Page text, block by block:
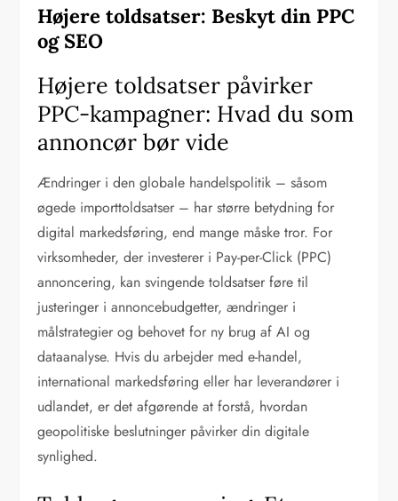
Højere toldsatser: Beskyt din PPC
og SEO
Højere toldsatser påvirker
PPC-kampagner: Hvad du som
annoncør bør vide
Ændringer i den globale handelspolitik – såsom
øgede importtoldsatser – har større betydning for
digital markedsføring, end mange måske tror. For
virksomheder, der investerer i Pay-per-Click (PPC)
annoncering, kan svingende toldsatser føre til
justeringer i annoncebudgetter, ændringer i
målstrategier og behovet for ny brug af AI og
dataanalyse. Hvis du arbejder med e-handel,
international markedsføring eller har leverandører i
udlandet, er det afgørende at forstå, hvordan
geopolitiske beslutninger påvirker din digitale
synlighed.